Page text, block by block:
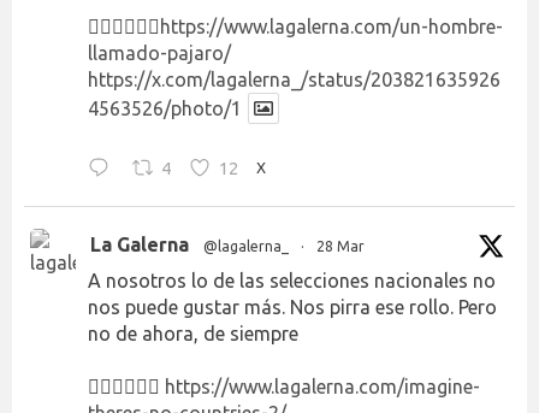
👉🏻👉🏻👉🏻 https://www.lagalerna.com/un-hombre-
llamado-pajaro/
https://x.com/lagalerna_/status/203821635926
4563526/photo/1
4 12 X
La Galerna @lagalerna_ · 28 Mar
A nosotros lo de las selecciones nacionales no
nos puede gustar más. Nos pirra ese rollo. Pero
no de ahora, de siempre
👉🏻👉🏻👉🏻 https://www.lagalerna.com/imagine-